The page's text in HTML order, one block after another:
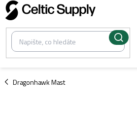
Přejít
na
obsah
Dragonhawk Mast
/